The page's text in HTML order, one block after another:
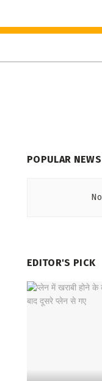
POPULAR NEWS
EDITOR'S PICK